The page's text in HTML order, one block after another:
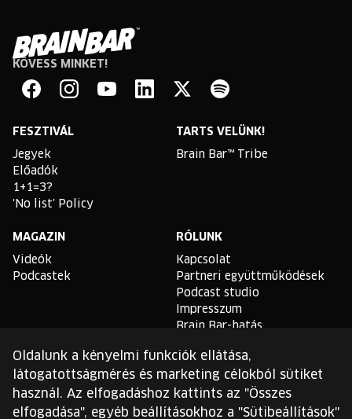
Brain
Bar
KÖVESS MINKET!
FESZTIVÁL
Jegyek
Előadók
1+1=3?
'No list' Policy
TARTS VELÜNK!
Brain Bar™ Tribe
MAGAZIN
Videók
Podcastek
RÓLUNK
Kapcsolat
Partneri együttműködések
Podcast studio
Impresszum
Brain Bar-hatás
TLDR
Általános Szerződési
Feltételek
Sütikezelési Szabályzat
Oldalunk a kényelmi funkciók ellátása,
látogatottságmérés és marketing célokból sütiket
használ. Az elfogadáshoz kattints az "Összes
elfogadása", egyéb beállításokhoz a "Sütibeállítások"